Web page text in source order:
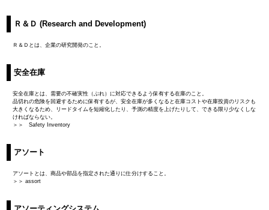
Ｒ＆Ｄ (Research and Development)
Ｒ＆Ｄとは、企業の研究開発のこと。
安全在庫
安全在庫とは、需要の不確実性（ぶれ）に対応できるよう保有する在庫のこと。
品切れの危険を回避するために保有するが、安全在庫が多くなると在庫コストや在庫投資のリスクも
大きくなるため、リードタイムを短縮化したり、予測の精度を上げたりして、できる限り少なくしな
ければならない。
＞＞ Safety Inventory
アソート
アソートとは、商品や部品を指定された通りに仕分けすること。
＞＞ assort